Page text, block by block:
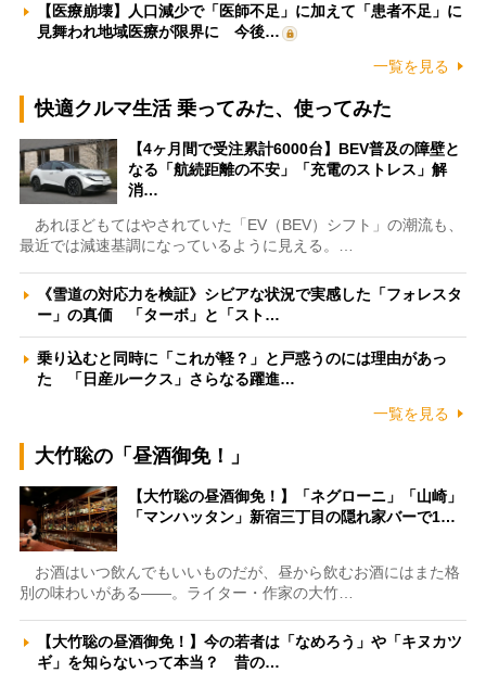
【医療崩壊】人口減少で「医師不足」に加えて「患者不足」に
見舞われ地域医療が限界に 今後…
一覧を見る
快適クルマ生活 乗ってみた、使ってみた
【4ヶ月間で受注累計6000台】BEV普及の障壁と
なる「航続距離の不安」「充電のストレス」解
消…
あれほどもてはやされていた「EV（BEV）シフト」の潮流も、
最近では減速基調になっているように見える。…
《雪道の対応力を検証》シビアな状況で実感した「フォレスタ
ー」の真価 「ターボ」と「スト…
乗り込むと同時に「これが軽？」と戸惑うのには理由があっ
た 「日産ルークス」さらなる躍進…
一覧を見る
大竹聡の「昼酒御免！」
【大竹聡の昼酒御免！】「ネグローニ」「山崎」
「マンハッタン」新宿三丁目の隠れ家バーで1…
お酒はいつ飲んでもいいものだが、昼から飲むお酒にはまた格
別の味わいがある――。ライター・作家の大竹…
【大竹聡の昼酒御免！】今の若者は「なめろう」や「キヌカツ
ギ」を知らないって本当？ 昔の…